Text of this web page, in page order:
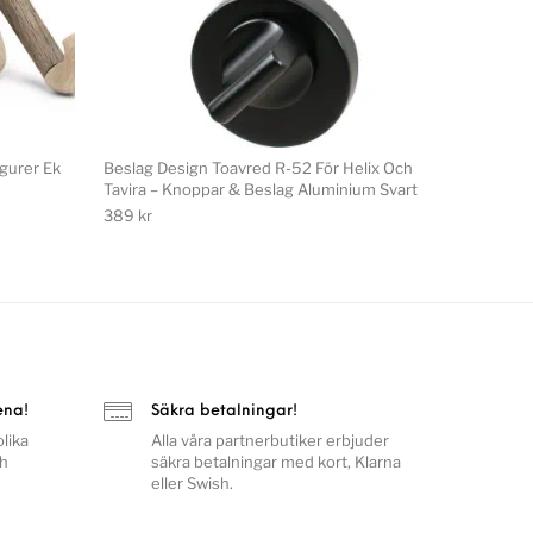
Ek
Beslag Design Toavred R-52 För Helix Och
Tavira – Knoppar & Beslag Aluminium Svart
389 kr
Säkra betalningar!
Alla våra partnerbutiker erbjuder
säkra betalningar med kort, Klarna
eller Swish.